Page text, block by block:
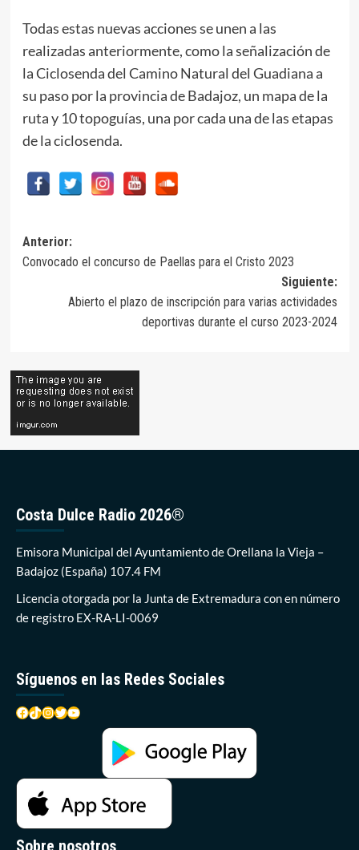
Todas estas nuevas acciones se unen a las
realizadas anteriormente, como la señalización de
la Ciclosenda del Camino Natural del Guadiana a
su paso por la provincia de Badajoz, un mapa de la
ruta y 10 topoguías, una por cada una de las etapas
de la ciclosenda.
Navegación
de
entradas
Anterior:
Convocado el concurso de Paellas para el Cristo 2023
Siguiente:
Abierto el plazo de inscripción para varias actividades
deportivas durante el curso 2023-2024
Costa Dulce Radio 2026®
Emisora Municipal del Ayuntamiento de Orellana la Vieja –
Badajoz (España) 107.4 FM
Licencia otorgada por la Junta de Extremadura con en número
de registro EX-RA-LI-0069
Síguenos en las Redes Sociales
Facebook
TikTok
Instagram
Twitter
YouTube